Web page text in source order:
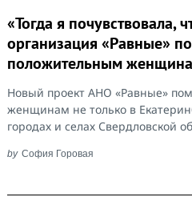
«Тогда я почувствовала,
организация «Равные»
положительным
Новый проект АНО «Равные»
женщинам не только в
городах и селах Свердловской
by София Горовая